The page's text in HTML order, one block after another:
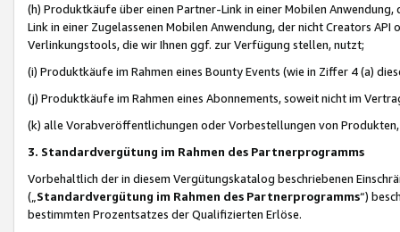
(h) Produktkäufe über einen Partner-Link in einer Mobilen
Link in einer Zugelassenen Mobilen Anwendung, der nicht Creators
Verlinkungstools, die wir Ihnen ggf. zur Verfügung stellen, nutzt;
(i) Produktkäufe im Rahmen eines Bounty Events (wie in Ziffer 4 (a)
(j) Produktkäufe im Rahmen eines Abonnements, soweit nicht im
(k) alle Vorabveröffentlichungen oder Vorbestellungen von
3. Standardvergütung im Rahmen des Partnerprogramms
Vorbehaltlich der in diesem Vergütungskatalog beschriebenen
(„ Standardvergütung im Rahmen des Partnerprogramms“)
bestimmten Prozentsatzes der Qualifizierten Erlöse.